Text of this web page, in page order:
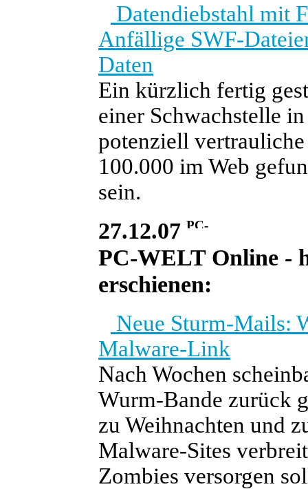
Datendiebstahl mit
Anfällige SWF-
Daten
Ein kürzlich fertig
einer Schwachstelle
potenziell
100.000 im Web
sein.
27.12.07
PC-WELT Online -
erschienen:
Neue Sturm-Mails:
Malware-Link
Nach Wochen
Wurm-Bande zurück
zu Weihnachten und
Malware-Sites
Zombies versorgen